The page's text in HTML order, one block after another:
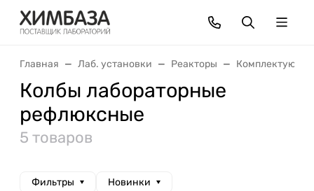
Главная Лаб. установки Реакторы
Колбы лабораторные
рефлюксные
5 товаров
Фильтры Новинки